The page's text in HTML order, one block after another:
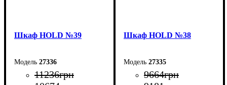
Шкаф НOLD №39
27336
11236грн
Шкаф НOLD №38
27335
9664грн